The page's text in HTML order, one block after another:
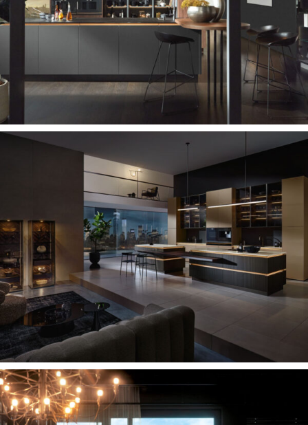
DESIGN DAT INSPIREERT
DESIGN ONTMOET SFEER